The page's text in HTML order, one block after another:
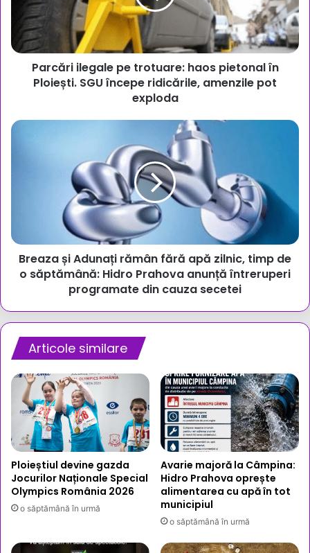
pietonal
Ploiești.
SGU
începe
ridicările,
exploda
Parcări ilegale pe trotuare: haos pietonal în
Ploiești. SGU începe ridicările, amenzile pot
exploda
Breaza
de
săptămână:
anunță
programate
din
cauza
secetei
Breaza și Adunați rămân fără apă zilnic, timp de
o săptămână: Hidro Prahova anunță întreruperi
programate din cauza secetei
Articole similare
Ploieștiul devine gazda
Jocurilor Naționale Special
Olympics România 2026
o săptămână în urmă
Avarie majoră la Câmpina:
Hidro Prahova oprește
alimentarea cu apă în tot
municipiul
o săptămână în urmă